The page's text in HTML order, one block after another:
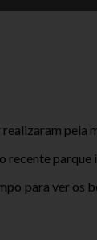
para ver